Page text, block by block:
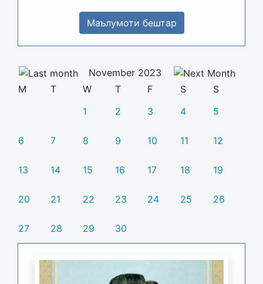
Маълумоти бештар
November 2023
M
T W T F S
S
1
2 3 4 5
6 7 8 9 10 11 12
13 14 15 16 17 18 19
20 21 22 23 24 25 26
27 28 29 30